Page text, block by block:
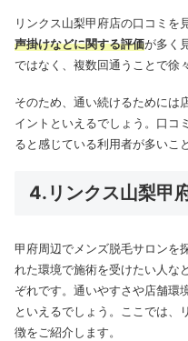
リンクス山梨甲府店の口コミを
声掛けなどに関する評価が多く
ではなく、複数回通うことで徐
そのため、通い続けるためには
イントといえるでしょう。口コ
ると感じている利用者が多いこ
4.リンクス山梨甲
甲府周辺でメンズ脱毛サロンを
れた環境で施術を受けたい人な
ぞれです。通いやすさや店舗環
といえるでしょう。ここでは、
徴をご紹介します。